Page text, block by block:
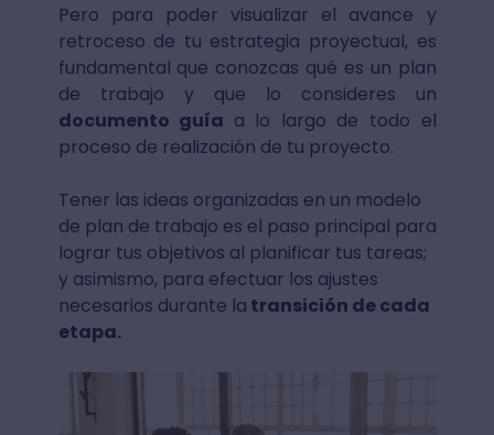
Pero para poder visualizar el avance y
retroceso de tu estrategia proyectual, es
fundamental que conozcas qué es un plan
de trabajo y que lo consideres un
documento guía a lo largo de todo el
proceso de realización de tu proyecto.
Tener las ideas organizadas en un modelo
de plan de trabajo es el paso principal para
lograr tus objetivos al planificar tus tareas;
y asimismo, para efectuar los ajustes
necesarios durante la transición de cada
etapa.